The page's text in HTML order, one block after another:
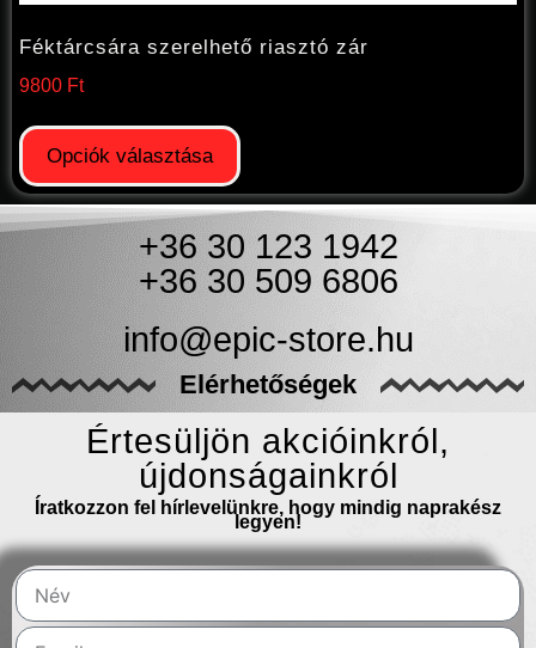
Féktárcsára szerelhető riasztó zár
9800 Ft
Opciók választása
+36 30 123 1942
+36 30 509 6806
info@epic-store.hu
Elérhetőségek
Értesüljön akcióinkról,
újdonságainkról
Íratkozzon fel hírlevelünkre, hogy mindig naprakész
legyen!